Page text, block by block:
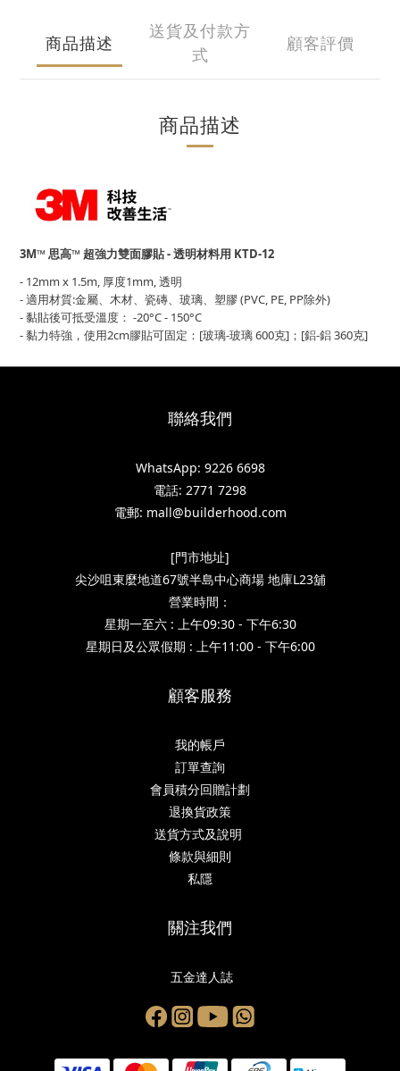
商品描述
送貨及付款方
式
顧客評價
商品描述
3M™ 思高™ 超強力雙面膠貼 - 透明材料用 KTD-12
- 12mm x 1.5m, 厚度1mm, 透明
- 適用材質:金屬、木材、瓷磚、玻璃、塑膠 (PVC, PE, PP除外)
- 黏貼後可抵受溫度： -20°C - 150°C
- 黏力特強，使用2cm膠貼可固定：[玻璃-玻璃 600克]；[鋁-鋁 360克]
聯絡我們
WhatsApp: 9226 6698
電話: 2771 7298
電郵: mall@builderhood.com
[門市地址]
尖沙咀東麼地道67號半島中心商場 地庫L23舖
營業時間：
星期一至六 : 上午09:30 - 下午6:30
星期日及公眾假期 : 上午11:00 - 下午6:00
顧客服務
我的帳戶
訂單查詢
會員積分回贈計劃
退換貨政策
送貨方式及說明
條款與細則
私隱
關注我們
五金達人誌